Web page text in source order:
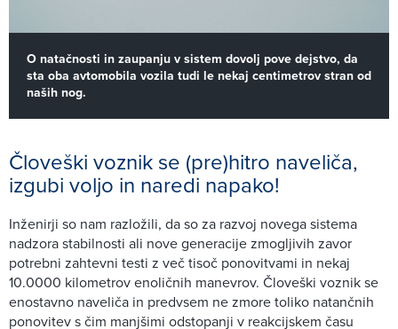
O natačnosti in zaupanju v sistem dovolj pove dejstvo, da
sta oba avtomobila vozila tudi le nekaj centimetrov stran od
naših nog.
Človeški voznik se (pre)hitro naveliča,
izgubi voljo in naredi napako!
Inženirji so nam razložili, da so za razvoj novega sistema
nadzora stabilnosti ali nove generacije zmogljivih zavor
potrebni zahtevni testi z več tisoč ponovitvami in nekaj
10.0000 kilometrov enoličnih manevrov. Človeški voznik se
enostavno naveliča in predvsem ne zmore toliko natančnih
ponovitev s čim manjšimi odstopanji v reakcijskem času